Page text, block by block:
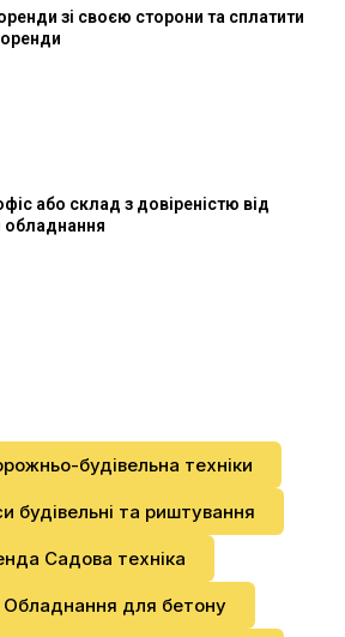
зі своєю сторони та сплатити
або склад з довіреністю від
обладнання
будівельна техніки
будівельні та риштування
Садова техніка
для бетону